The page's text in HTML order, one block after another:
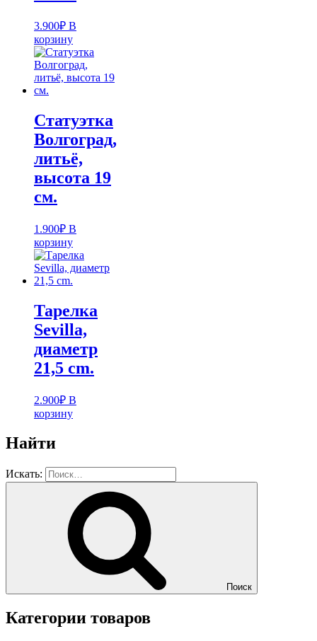
3.900₽ В
корзину
Статуэтка
Волгоград,
литьё,
высота 19
см.
1.900₽ В
корзину
Тарелка
Sevilla,
диаметр
21,5 cm.
2.900₽ В
корзину
Найти
Искать:
Поиск
Категории товаров